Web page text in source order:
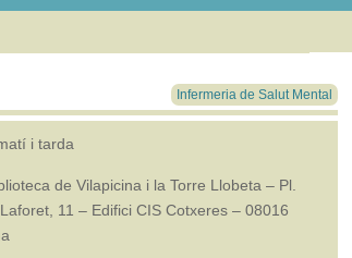
Infermeria de Salut Mental
i tarda
de Vilapicina i la Torre Llobeta – Pl.
11 – Edifici CIS Cotxeres – 08016